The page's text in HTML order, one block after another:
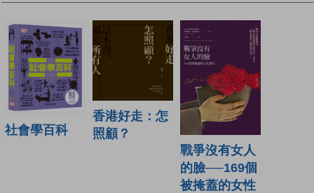
社會學百科
香港好走：怎
照顧？
戰爭沒有女人
的臉──169個
被掩蓋的女性